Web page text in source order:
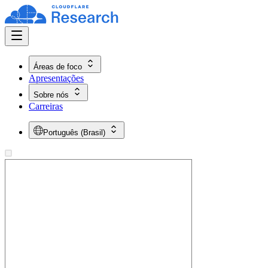
Áreas de foco
Apresentações
Sobre nós
Carreiras
Português (Brasil)